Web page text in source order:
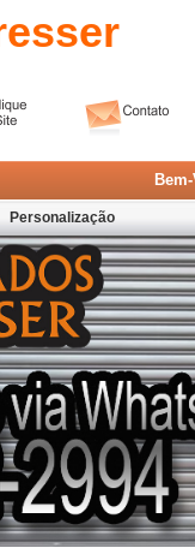
Personalização